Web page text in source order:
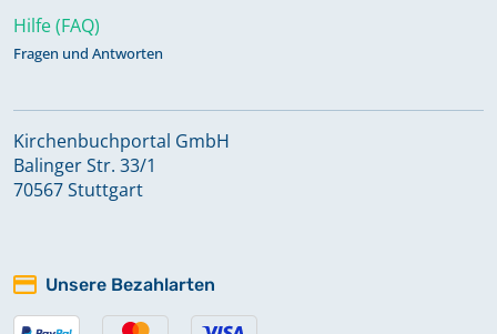
Hilfe (FAQ)
Fragen und Antworten
Kirchenbuchportal GmbH
Balinger Str. 33/1
70567 Stuttgart
Unsere Bezahlarten